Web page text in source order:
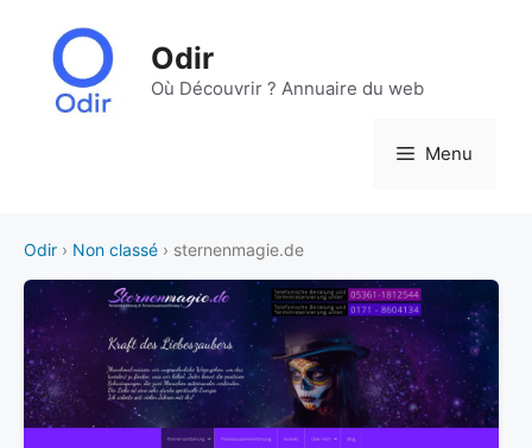
contenu
Odir
Où Découvrir ? Annuaire du web
Menu
Odir › Non classé › sternenmagie.de